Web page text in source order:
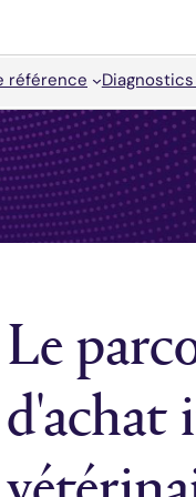
référence
Le
d'achat